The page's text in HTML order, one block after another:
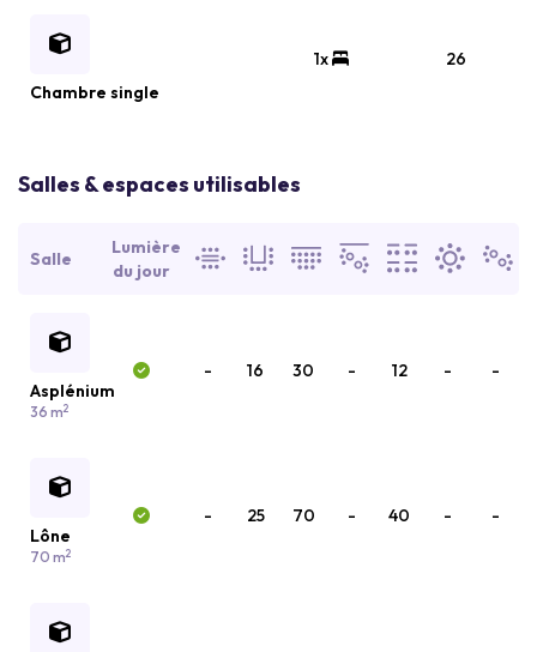
Chambre single
1x 26
Salles & espaces utilisables
Salle
Lumière
du jour
Asplénium
36 m2
- 16 30 - 12 - -
Lône
70 m2
- 25 70 - 40 - -